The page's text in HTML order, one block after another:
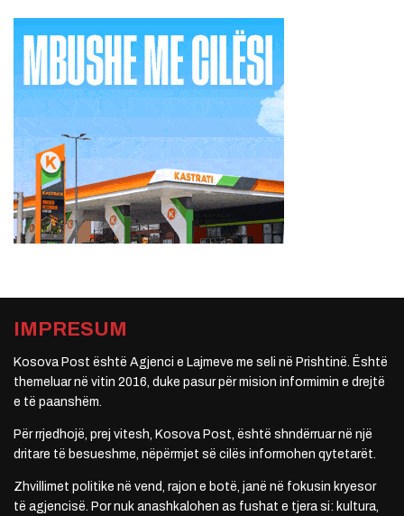
IMPRESUM
Kosova Post është Agjenci e Lajmeve me seli në Prishtinë. Është
themeluar në vitin 2016, duke pasur për mision informimin e drejtë
e të paanshëm.
Për rrjedhojë, prej vitesh, Kosova Post, është shndërruar në një
dritare të besueshme, nëpërmjet së cilës informohen qytetarët.
Zhvillimet politike në vend, rajon e botë, janë në fokusin kryesor
të agjencisë. Por nuk anashkalohen as fushat e tjera si: kultura,